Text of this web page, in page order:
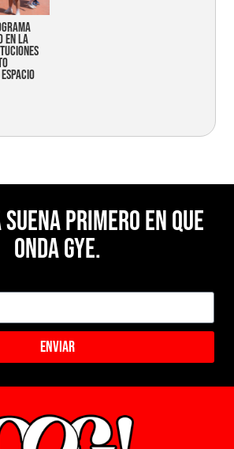
en la
primero en Que
Onda Gye.
Enviar